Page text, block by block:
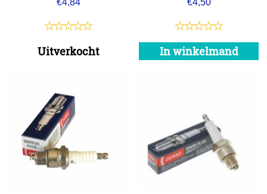
€4,84
Uitverkocht
€4,50
In winkelmand